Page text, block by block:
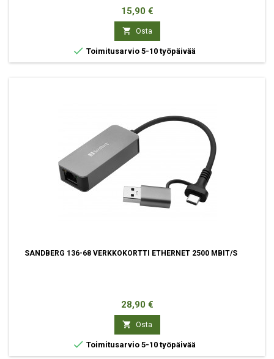
Hinta
15,90 €
 Osta
 Toimitusarvio 5-10 työpäivää
SANDBERG 136-68 VERKKOKORTTI ETHERNET 2500 MBIT/S
Hinta
28,90 €
 Osta
 Toimitusarvio 5-10 työpäivää